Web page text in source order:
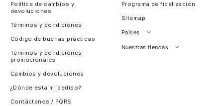
Política de cambios y
devoluciones
Términos y condiciones
Código de buenas prácticas
Términos y condiciones
promocionales
Cambios y devoluciones
¿Dónde esta mi pedido?
Contáctanos / PQRS
Programa de fidelización
Sitemap
Países
Perú
Nuestras tiendas